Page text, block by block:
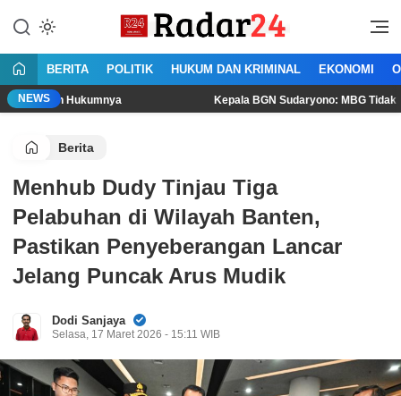
konten
Radar24.co.id
Jujur Lantang Bersuara
BERITA POLITIK HUKUM DAN KRIMINAL EKONOMI
NEWS Kepala BGN Sudaryono: MBG Tidak Boleh
Berita
Menhub Dudy Tinjau Tiga
Pelabuhan di Wilayah Banten,
Pastikan Penyeberangan Lancar
Jelang Puncak Arus Mudik
Dodi Sanjaya
Selasa, 17 Maret 2026 - 15:11 WIB